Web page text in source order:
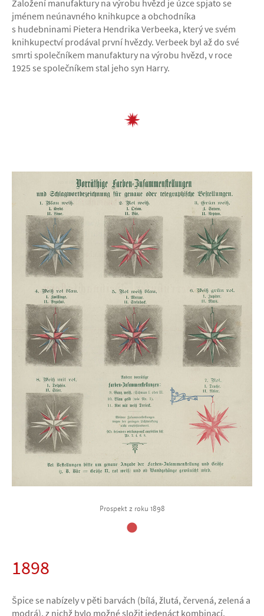
Založení manufaktury na výrobu hvězd je úzce spjato se
jménem neúnavného knihkupce a obchodníka
s hudebninami Pietera Hendrika Verbeeka, který ve svém
knihkupectví prodával první hvězdy. Verbeek byl až do své
smrti společníkem manufaktury na výrobu hvězd, v roce
1925 se společníkem stal jeho syn Harry.
Prospekt z roku 1898
1898
Špice se nabízely v pěti barvách (bílá, žlutá, červená, zelená a
modrá), z nichž bylo možné složit jedenáct kombinací.